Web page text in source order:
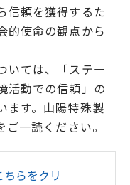
信頼を獲得するた
的使命の観点から
いては、「ステー
活動での信頼」の
ます。山陽特殊製
一読ください。
らをクリ